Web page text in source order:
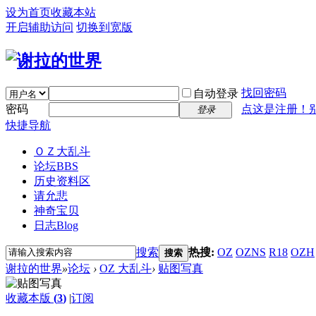
设为首页收藏本站
开启辅助访问 切换到宽版
自动登录 找回密码
密码
登录
点这是注册！
快捷导航
ＯＺ大乱斗
论坛BBS
历史资料区
请允悲
神奇宝贝
日志Blog
搜索 搜索 热搜: OZ OZNS R18 OZH
谢拉的世界»论坛 › OZ 大乱斗› 贴图写真
收藏本版 (3) |订阅